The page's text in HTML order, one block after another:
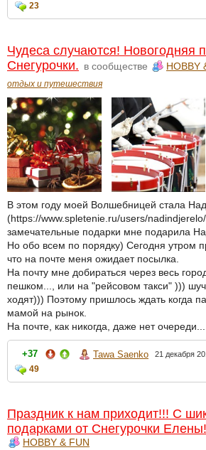
23
Чудеса случаются! Новогодняя
Снегурочки. в сообществе HOBBY
отдых и путешествия
В этом году моей Волшебницей стала
(https://www.spletenie.ru/users/
замечательные подарки мне подарила
Но обо всем по порядку) Сегодня утром
что на почте меня ожидает посылка.
На почту мне добираться через весь
пешком..., или на "рейсовом такси" )))
ходят))) Поэтому пришлось ждать когда
мамой на рынок.
На почте, как никогда, даже нет очереди...
+37 Tawa Saenko 21 декабря
49
Праздник к нам приходит!!! С
подарками от Снегурочки Елены!
HOBBY & FUN